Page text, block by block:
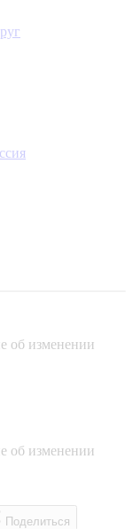
об изменении
об изменении
Поделиться